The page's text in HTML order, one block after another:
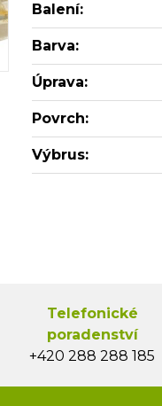
Balení:
Barva:
Úprava:
Povrch:
Výbrus:
Telefonické
poradenství
+420 288 288 185